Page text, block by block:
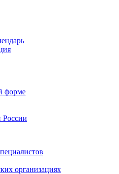
форме
России
организациях